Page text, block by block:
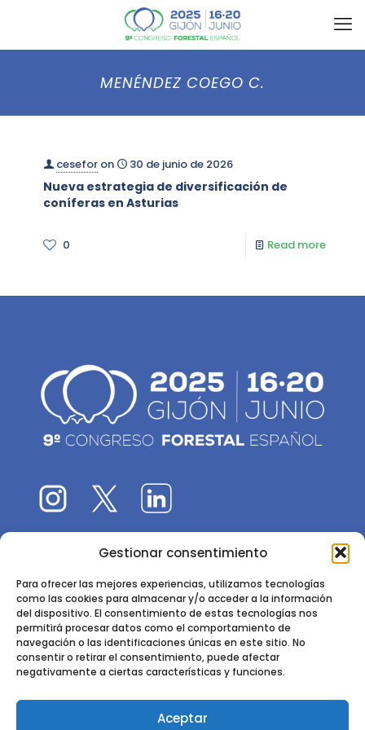
Gestionar consentimiento
Para ofrecer las mejores experiencias, utilizamos tecnologías
como las cookies para almacenar y/o acceder a la información
del dispositivo. El consentimiento de estas tecnologías nos
permitirá procesar datos como el comportamiento de
navegación o las identificaciones únicas en este sitio. No
consentir o retirar el consentimiento, puede afectar
negativamente a ciertas características y funciones.
Aceptar
MENÉNDEZ COEGO C.
cesefor on 30 de junio de 2026
Nueva estrategia de diversificación de
coníferas en Asturias
0 Read more
El 9CFE es una actividad promovida por laSociedad
Instituto de Ciencias Forestales, INIA-CSIC
Ctra. de la Coruña km 7,5 - 28040 Madrid